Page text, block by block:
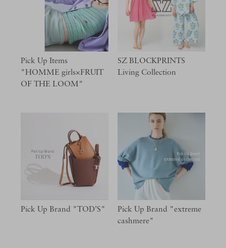
Pick Up Items
"HOMME girls×FRUIT
OF THE LOOM"
SZ BLOCKPRINTS
Living Collection
Pick Up Brand "TOD’S"
Pick Up Brand "extreme
cashmere"